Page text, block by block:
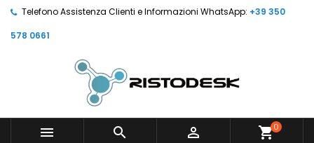
Telefono Assistenza Clienti e Informazioni WhatsApp: +39 350
578 0661
   shopping_cart0